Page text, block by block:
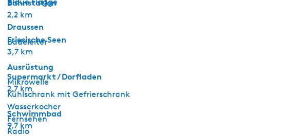
Draussen
Badeleiter
Ausrüstung
Mikrowelle
Kühlschrank mit Gefrierschrank
Wasserkocher
Fernsehen
Radio
Bahnstation
2,2 km
Friesische Seen
3,7 km
Supermarkt / Dorfladen
2,7 km
Schwimmbad
9,7 km